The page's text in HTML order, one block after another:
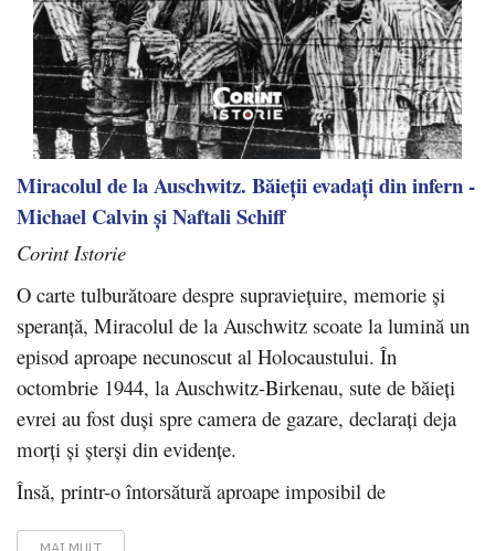
Miracolul de la Auschwitz. Băieții evadați din infern -
Michael Calvin și Naftali Schiff
Corint Istorie
O carte tulburătoare despre supraviețuire, memorie și
speranță, Miracolul de la Auschwitz scoate la lumină un
episod aproape necunoscut al Holocaustului. În
octombrie 1944, la Auschwitz-Birkenau, sute de băieți
evrei au fost duși spre camera de gazare, declarați deja
morți și șterși din evidențe.
Însă, printr-o întorsătură aproape imposibil de